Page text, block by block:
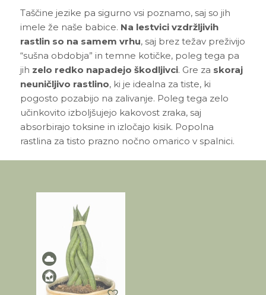
Taščine jezike pa sigurno vsi poznamo, saj so jih
imele že naše babice. Na lestvici vzdržljivih
rastlin so na samem vrhu, saj brez težav preživijo
“sušna obdobja” in temne kotičke, poleg tega pa
jih zelo redko napadejo škodljivci. Gre za skoraj
neuničljivo rastlino, ki je idealna za tiste, ki
pogosto pozabijo na zalivanje. Poleg tega zelo
učinkovito izboljšujejo kakovost zraka, saj
absorbirajo toksine in izločajo kisik. Popolna
rastlina za tisto prazno nočno omarico v spalnici.